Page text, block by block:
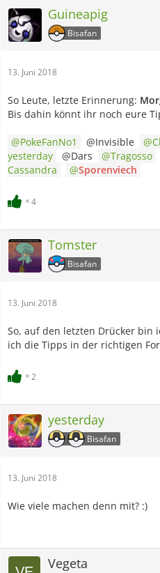
Guineapig
Bisafan
13. Juni 2018
So Leute, letzte Erinnerung:
Bis dahin könnt ihr noch eure
PokeFanNo1 @Invisible
yesterday
@Dars Tragosso
Cassandra
Sporenviech
4
Tomster
Bisafan
13. Juni 2018
So, auf den letzten Drücker bin
ich die Tipps in der richtigen
2
yesterday
Bisafan
13. Juni 2018
Wie viele machen denn mit? :)
Vegeta